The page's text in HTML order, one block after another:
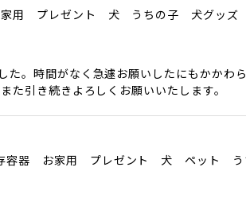
家用 プレゼント 犬 うちの子 犬グッズ
。時間がなく急遽お願いしたにもかかわ
た引き続きよろしくお願いいたします。
存容器 お家用 プレゼント 犬 ペット